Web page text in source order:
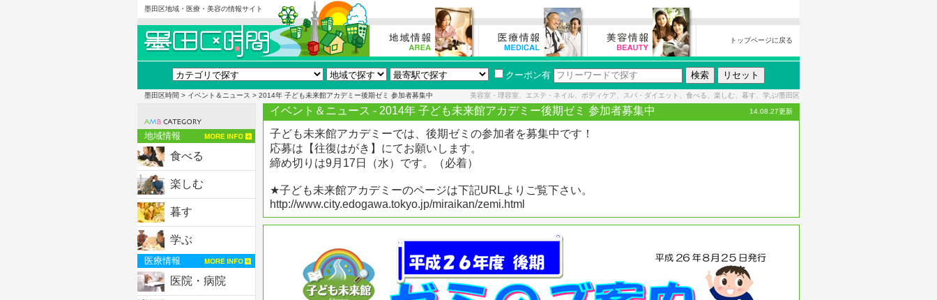
墨田区地域・医療・美容の情報サイト
トップページに戻る
クーポン有
墨田区時間 > イベント＆ニュース > 2014年 子ども未来館アカデミー後期ゼミ 参加者募集中 美容室・理容室、エステ・ネイル、ボディケア、スパ・ダイエット、食べる、楽しむ、暮す、学ぶ/墨田区
地域情報
食べる
楽しむ
暮す
学ぶ
医療情報
医院・病院
イベント＆ニュース - 2014年 子ども未来館アカデミー後期ゼミ 参加者募集中 14.08.27更新
子ども未来館アカデミーでは、後期ゼミの参加者を募集中です！
応募は【往復はがき】にてお願いします。
締め切りは9月17日（水）です。（必着）
★子ども未来館アカデミーのページは下記URLよりご覧下さい。
http://www.city.edogawa.tokyo.jp/miraikan/zemi.html